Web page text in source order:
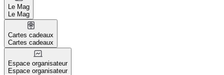
Le Mag
Le Mag
Cartes cadeaux
Cartes cadeaux
Espace organisateur
Espace organisateur